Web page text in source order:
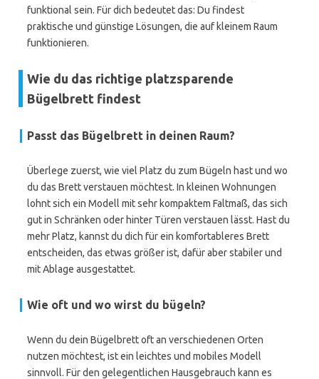
funktional sein. Für dich bedeutet das: Du findest
praktische und günstige Lösungen, die auf kleinem Raum
funktionieren.
Wie du das richtige platzsparende
Bügelbrett findest
Passt das Bügelbrett in deinen Raum?
Überlege zuerst, wie viel Platz du zum Bügeln hast und wo
du das Brett verstauen möchtest. In kleinen Wohnungen
lohnt sich ein Modell mit sehr kompaktem Faltmaß, das sich
gut in Schränken oder hinter Türen verstauen lässt. Hast du
mehr Platz, kannst du dich für ein komfortableres Brett
entscheiden, das etwas größer ist, dafür aber stabiler und
mit Ablage ausgestattet.
Wie oft und wo wirst du bügeln?
Wenn du dein Bügelbrett oft an verschiedenen Orten
nutzen möchtest, ist ein leichtes und mobiles Modell
sinnvoll. Für den gelegentlichen Hausgebrauch kann es